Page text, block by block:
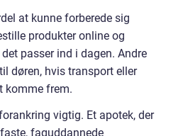
at kunne forberede sig
produkter online og
passer ind i dagen. Andre
døren, hvis transport eller
komme frem.
vigtig. Et apotek, der
faguddannede